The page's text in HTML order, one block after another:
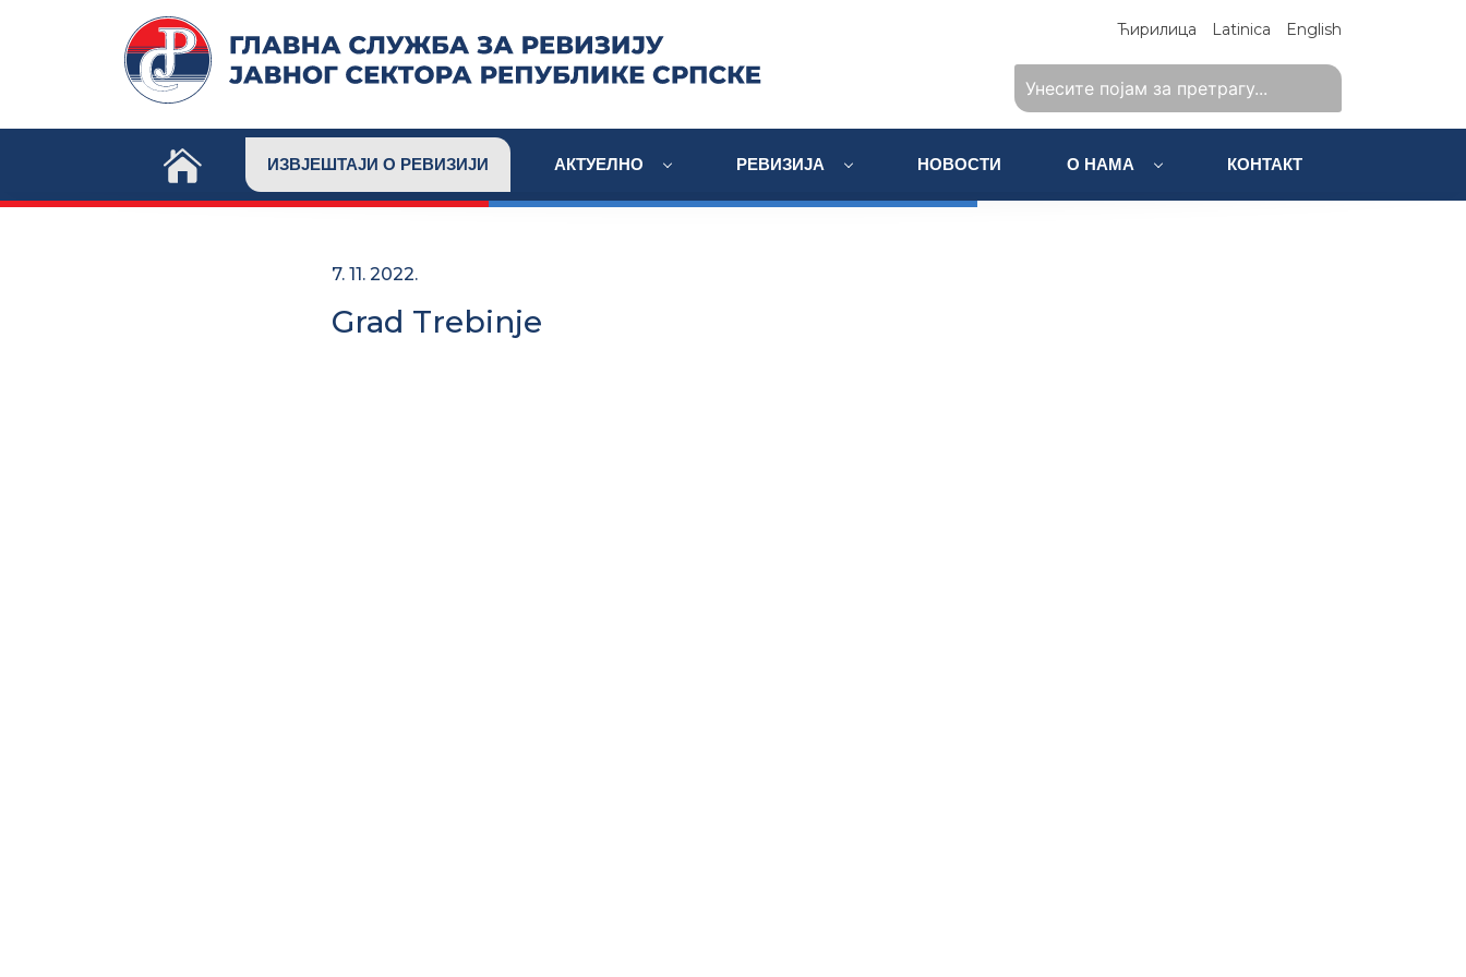
Ћирилица Latinica English
ИЗВЈЕШТАЈИ О РЕВИЗИЈИ АКТУЕЛНО РЕВИЗИЈА НОВОСТИ О НАМА КОНТАКТ
7. 11. 2022.
Grad Trebinje